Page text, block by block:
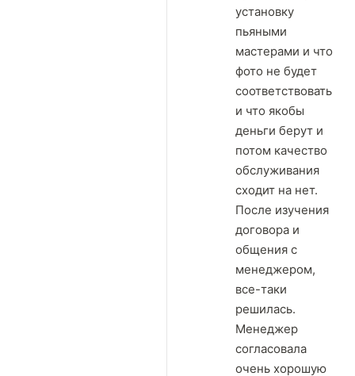
установку
пьяными
мастерами и что
фото не будет
соответствовать
и что якобы
деньги берут и
потом качество
обслуживания
сходит на нет.
После изучения
договора и
общения с
менеджером,
все-таки
решилась.
Менеджер
согласовала
очень хорошую